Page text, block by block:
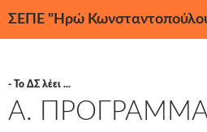
- Το ΔΣ λέει ...
Α.